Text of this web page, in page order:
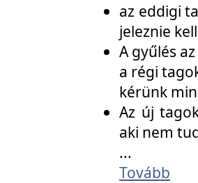
az eddigi
jeleznie
A gyűlés
a régi
kérünk
Az új
aki nem
...
Tovább